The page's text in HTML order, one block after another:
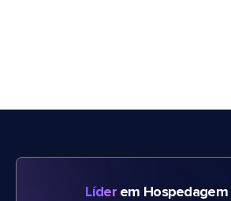
Líderem Hospedagem